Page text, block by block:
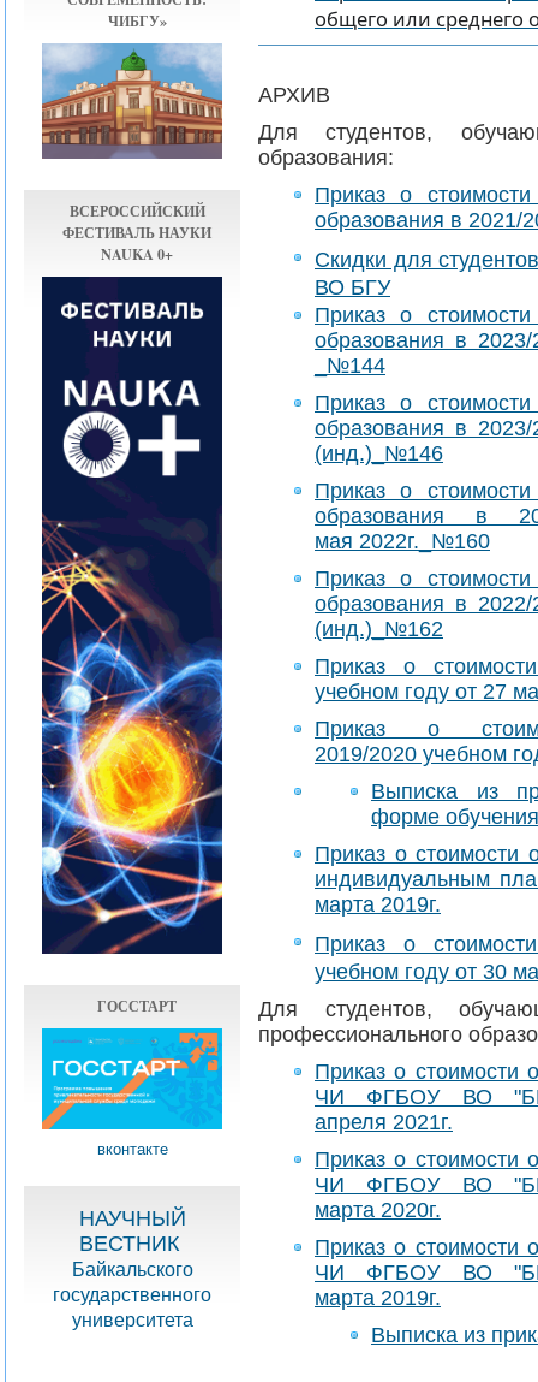
ЧИБГУ»
ВСЕРОССИЙСКИЙ
ФЕСТИВАЛЬ НАУКИ
NAUKA 0+
ГОССТАРТ
вконтакте
НАУЧНЫЙ
ВЕСТНИК
Байкальского
государственного
университета
общего или среднего
АРХИВ
​Для студентов,
образования:
Приказ о
образования в 2021/
Cкидки для
ВО БГУ
Приказ о
образования в
_№144
Приказ о
образования в
(инд.)_№146
Приказ о
образования в
мая 2022г._№160
Приказ о
образования в
(инд.)_№162
Приказ о
учебном году от 27
Приказ о
2019/2020 учебном
Выписка из
форме
Приказ о стоимости
индивидуальным
марта 2019г.
Приказ о
учебном году от 30
​​Для студентов,
профессионального
Приказ о стоимости
ЧИ ФГБОУ ВО
апреля 2021г.
Приказ о стоимости
ЧИ ФГБОУ ВО
марта 2020г.
Приказ о стоимости
ЧИ ФГБОУ ВО
марта 2019г.
Выписка из